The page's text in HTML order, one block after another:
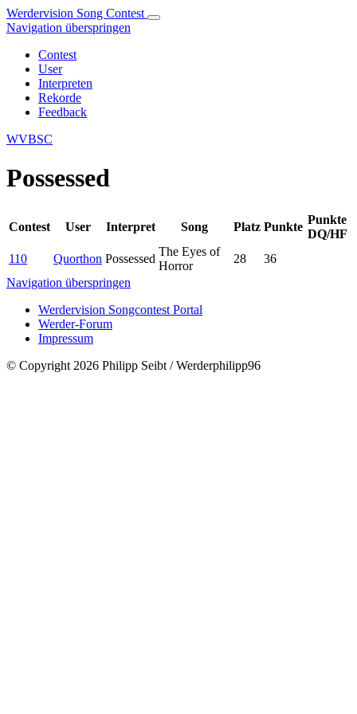
Werdervision Song Contest
Navigation überspringen
Contest
User
Interpreten
Rekorde
Feedback
WVBSC
Possessed
Contest User Interpret Song Platz Punkte
Punkte
DQ/HF
110
Quorthon Possessed
The Eyes of
Horror
28
36
Navigation überspringen
Werdervision Songcontest Portal
Werder-Forum
Impressum
© Copyright 2026 Philipp Seibt / Werderphilipp96